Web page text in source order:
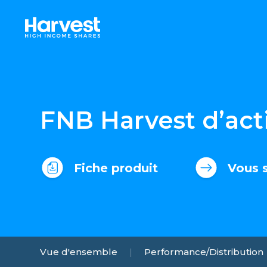
FNB Harvest
Fiche produit Vous
Vue d'ensemble | Performance/Distribution